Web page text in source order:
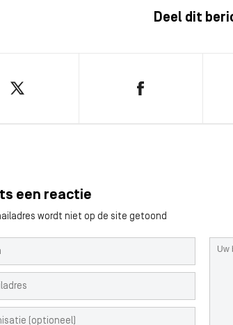
Deel dit
een reactie
wordt niet op de site getoond